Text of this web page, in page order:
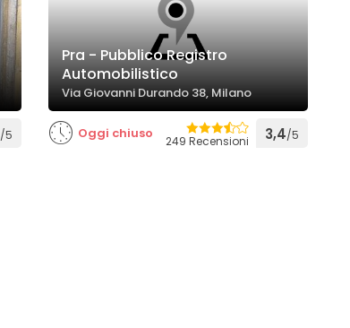
/5
Pra - Pubblico Registro
Automobilistico
Via Giovanni Durando 38, Milano
Oggi chiuso 249 Recensioni 3,4/5